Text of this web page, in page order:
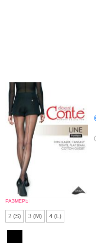
РАЗМЕРЫ
2 (S) 3 (M) 4 (L)